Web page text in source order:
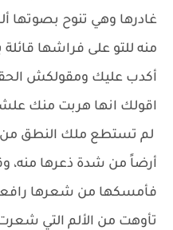
غادرها وهي تنوح بصوتها
منه للتو على فراشها قائلة
أكدب عليك ومقولكش
اقولك انها هربت منك
لم تستطع ملك النطق من
أرضاً من شدة ذعرها منه،
فأمسكها من شعرها
تأوهت من الألم التي